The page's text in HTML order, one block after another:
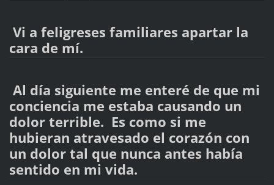
Vi a feligreses familiares apartar la
cara de mí.
Al día siguiente me enteré de que mi
conciencia me estaba causando un
dolor terrible. Es como si me
hubieran atravesado el corazón con
un dolor tal que nunca antes había
sentido en mi vida.